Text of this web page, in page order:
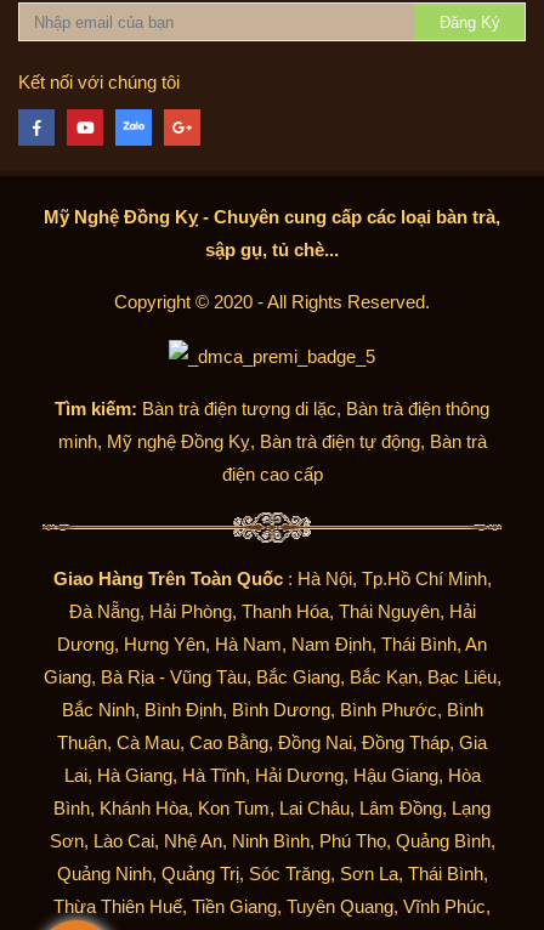
Đăng Ký
Kết nối với chúng tôi
Mỹ Nghệ Đồng Kỵ - Chuyên cung cấp các loại bàn trà,
sập gụ, tủ chè...
Copyright © 2020 - All Rights Reserved.
Tìm kiếm: Bàn trà điện tượng di lặc, Bàn trà điện thông
minh, Mỹ nghệ Đồng Kỵ, Bàn trà điện tự động, Bàn trà
điện cao cấp
Giao Hàng Trên Toàn Quốc: Hà Nội, Tp.Hồ Chí Minh,
Đà Nẵng, Hải Phòng, Thanh Hóa, Thái Nguyên, Hải
Dương, Hưng Yên, Hà Nam, Nam Định, Thái Bình, An
Giang, Bà Rịa - Vũng Tàu, Bắc Giang, Bắc Kạn, Bạc Liêu,
Bắc Ninh, Bình Định, Bình Dương, Bình Phước, Bình
Thuận, Cà Mau, Cao Bằng, Đồng Nai, Đồng Tháp, Gia
Lai, Hà Giang, Hà Tĩnh, Hải Dương, Hậu Giang, Hòa
Bình, Khánh Hòa, Kon Tum, Lai Châu, Lâm Đồng, Lạng
Sơn, Lào Cai, Nhệ An, Ninh Bình, Phú Thọ, Quảng Bình,
Quảng Ninh, Quảng Trị, Sóc Trăng, Sơn La, Thái Bình,
Thừa Thiên Huế, Tiền Giang, Tuyên Quang, Vĩnh Phúc,